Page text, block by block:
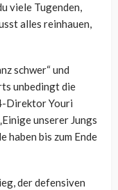
viele Tugenden,
alles reinhauen,
schwer“ und
unbedingt die
Direktor Youri
unserer Jungs
haben bis zum Ende
der defensiven